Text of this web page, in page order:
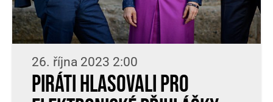
26. října 2023 2:00
Piráti hlasovali pro